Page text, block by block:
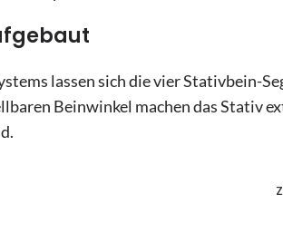
lassen sich die vier Stativbein-
Beinwinkel machen das Stativ